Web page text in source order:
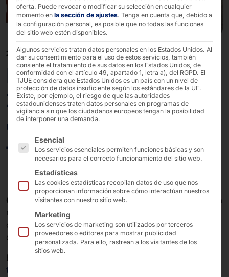
24/01/2025
Recapitulación CES
2025 en Las Vegas: Se
abre el telón para
faytech
CES 2025en Las Vegas fue una
para
mostrar nuestras
conclientes,sociosypartes interesadassobre los
desarrollos actuales y futuros.
En este enlace puede leer
todos los aspectos destacados
oferta. Puede revocar o modificar su selección en cualquier
momento en la sección de ajustes. Tenga en cuenta que, debido a
la configuración personal, es posible que no todas las funciones
del sitio web estén disponibles.
Algunos servicios tratan datos personales en los Estados Unidos. Al
dar su consentimiento para el uso de estos servicios, también
consiente el tratamiento de sus datos en los Estados Unidos, de
conformidad con el artículo 49, apartado 1, letra a), del RGPD. El
TJUE considera que Estados Unidos es un país con un nivel de
protección de datos insuficiente según los estándares de la UE.
Existe, por ejemplo, el riesgo de que las autoridades
estadounidenses traten datos personales en programas de
vigilancia sin que los ciudadanos europeos tengan la posibilidad
de interponer una demanda.
A continuación se enumeran los grupos de servicios
Esencial
Los servicios esenciales permiten funciones básicas y son
necesarios para el correcto funcionamiento del sitio web.
Estadísticas
Las cookies estadísticas recopilan datos de uso que nos
proporcionan información sobre cómo interactúan nuestros
visitantes con nuestro sitio web.
Marketing
Los servicios de marketing son utilizados por terceros
proveedores o editores para mostrar publicidad
personalizada. Para ello, rastrean a los visitantes de los
sitios web.